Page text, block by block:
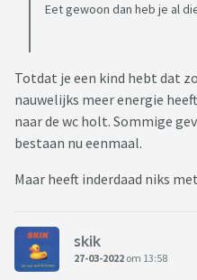
Eet gewoon dan heb je al
Totdat je een kind hebt dat
nauwelijks meer energie
naar de wc holt. Sommige
bestaan nu eenmaal.
Maar heeft inderdaad niks
skik
27-03-2022 om 13:58